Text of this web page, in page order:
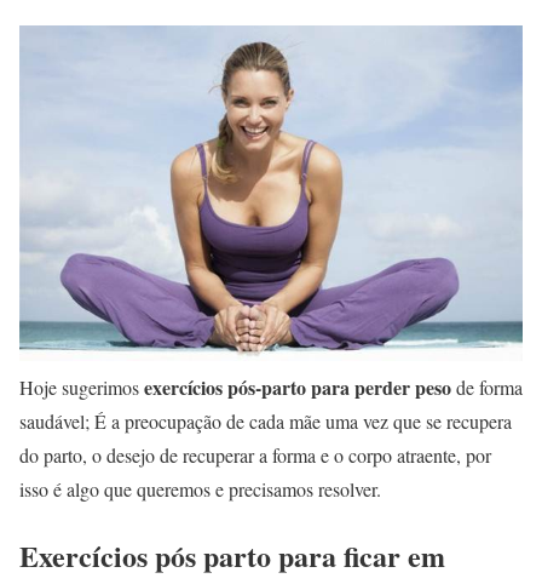
Hoje sugerimosexercícios pós-parto para perder pesode forma
saudável; É a preocupação de cada mãe uma vez que se recupera
do parto, o desejo de recuperar a forma e o corpo atraente, por
isso é algo que queremos e precisamos resolver.
Exercícios pós parto para ficar em